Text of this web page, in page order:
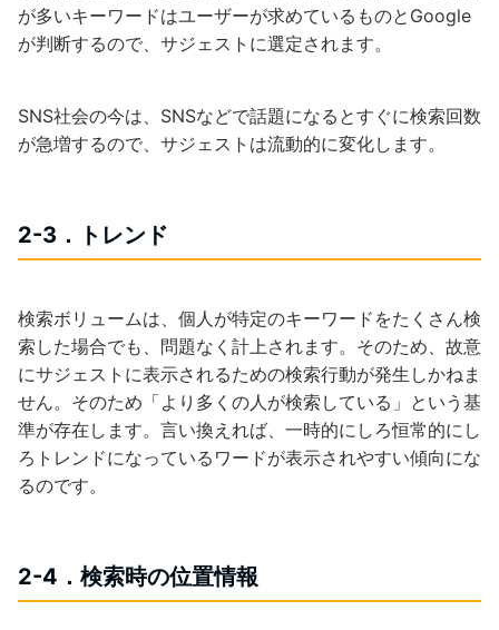
が多いキーワードはユーザーが求めているものとGoogle
が判断するので、サジェストに選定されます。
SNS社会の今は、SNSなどで話題になるとすぐに検索回数
が急増するので、サジェストは流動的に変化します。
2-3．トレンド
検索ボリュームは、個人が特定のキーワードをたくさん検
索した場合でも、問題なく計上されます。そのため、故意
にサジェストに表示されるための検索行動が発生しかねま
せん。そのため「より多くの人が検索している」という基
準が存在します。言い換えれば、一時的にしろ恒常的にし
ろトレンドになっているワードが表示されやすい傾向にな
るのです。
2-4．検索時の位置情報